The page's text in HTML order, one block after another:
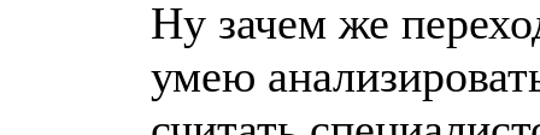
Ну зачем же
умею